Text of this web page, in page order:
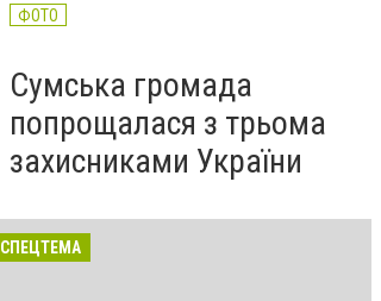
ФОТО
Сумська громада
попрощалася з трьома
захисниками України
СПЕЦТЕМА